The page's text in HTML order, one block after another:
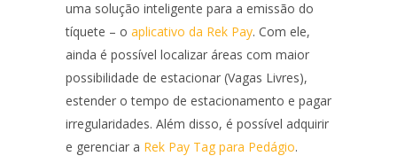
uma solução inteligente para a emissão do
tíquete – o aplicativo da Rek Pay. Com ele,
ainda é possível localizar áreas com maior
possibilidade de estacionar (Vagas Livres),
estender o tempo de estacionamento e pagar
irregularidades. Além disso, é possível adquirir
e gerenciar a Rek Pay Tag para Pedágio.